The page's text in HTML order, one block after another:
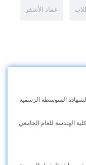
عماد الأشقر
المتوسطة الرسمية
الهندسة للعام الجامعي